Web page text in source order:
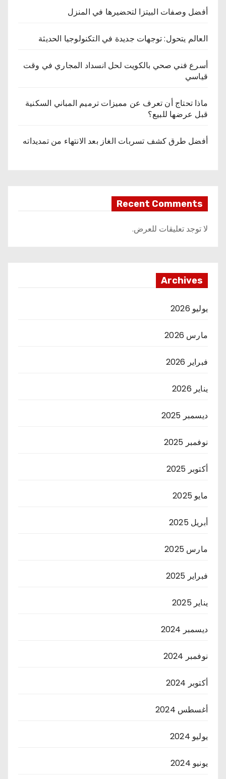
أفضل وصفات البيتزا لتحضيرها في المنزل
العالم يتحول: توجهات جديدة في التكنولوجيا الحديثة
أسرع فني صحي بالكويت لحل انسداد المجاري في وقت
قياسي
ماذا تحتاج أن تعرف عن مميزات ترميم المباني السكنية
قبل عرضها للبيع؟
أفضل طرق كشف تسربات الغاز بعد الانتهاء من تمديداته
Recent Comments
لا توجد تعليقات للعرض.
Archives
يوليو 2026
مارس 2026
فبراير 2026
يناير 2026
ديسمبر 2025
نوفمبر 2025
أكتوبر 2025
مايو 2025
أبريل 2025
مارس 2025
فبراير 2025
يناير 2025
ديسمبر 2024
نوفمبر 2024
أكتوبر 2024
أغسطس 2024
يوليو 2024
يونيو 2024